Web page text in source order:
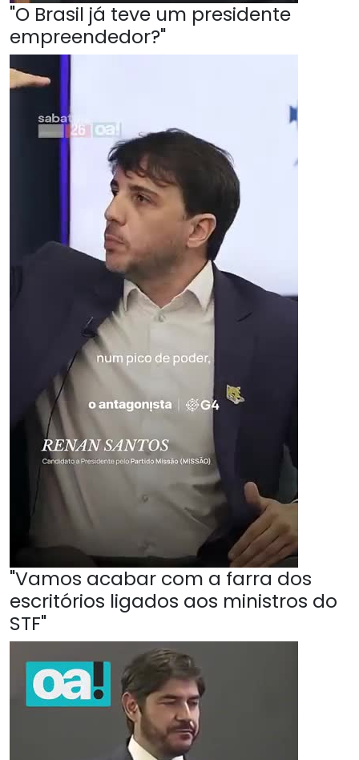
"O Brasil já teve um presidente
empreendedor?"
"Vamos acabar com a farra dos
escritórios ligados aos ministros do
STF"